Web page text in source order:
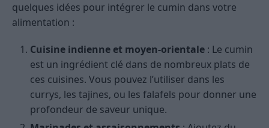
quelques idées pour intégrer le cumin dans votre
alimentation :
Cuisine indienne et moyen-orientale : Le cumin
est un ingrédient clé dans de nombreux plats de
ces cuisines. Vous pouvez l’utiliser dans les
currys, les tajines, ou les falafels pour donner une
profondeur de saveur unique.